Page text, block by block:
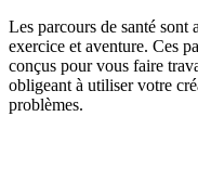
Les parcours de santé sont
exercice et aventure. Ces
conçus pour vous faire
obligeant à utiliser votre
problèmes.